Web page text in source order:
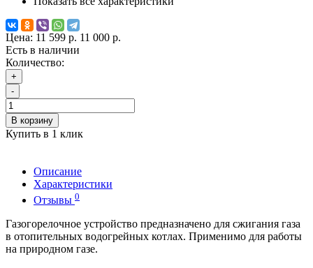
Цена: 11 599 р. 11 000 р.
Есть в наличии
Количество:
+
-
В корзину
Купить в 1 клик
Описание
Характеристики
Отзывы 0
Газогорелочное устройство предназначено для сжигания газа
в отопительных водогрейных котлах. Применимо для работы
на природном газе.